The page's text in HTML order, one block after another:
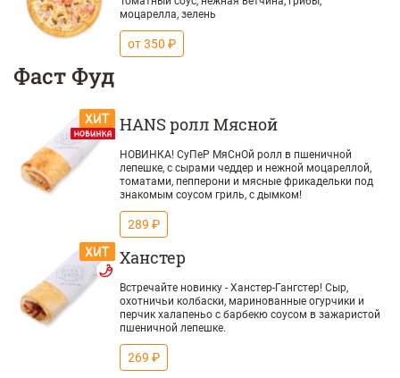
моцарелла, зелень
от 350 ₽
Фаст Фуд
HANS ролл Мясной
НОВИНКА! СуПеР МяСнОй ролл в пшеничной
лепешке, с сырами чеддер и нежной моцареллой,
томатами, пепперони и мясные фрикадельки под
знакомым соусом гриль, с дымком!
289 ₽
Ханстер
Встречайте новинку - Ханстер-Гангстер! Сыр,
охотничьи колбаски, маринованные огурчики и
перчик халапеньо с барбекю соусом в зажаристой
пшеничной лепешке.
269 ₽